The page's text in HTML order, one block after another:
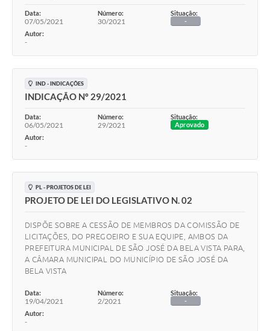
Data:
07/05/2021
Número:
30/2021
Situação:
-
Autor:
-
IND - INDICAÇÕES
INDICAÇÃO Nº 29/2021
Data:
06/05/2021
Número:
29/2021
Situação:
Aprovado
Autor:
-
PL - PROJETOS DE LEI
PROJETO DE LEI DO LEGISLATIVO N. 02
DISPÕE SOBRE A CESSÃO DE MEMBROS DA COMISSÃO DE
LICITAÇÕES, DO PREGOEIRO E SUA EQUIPE, AMBOS DA
PREFEITURA MUNICIPAL DE SÃO JOSÉ DA BELA VISTA PARA,
A CÂMARA MUNICIPAL DO MUNICÍPIO DE SÃO JOSÉ DA
BELA VISTA
Data:
19/04/2021
Número:
2/2021
Situação:
-
Autor:
-